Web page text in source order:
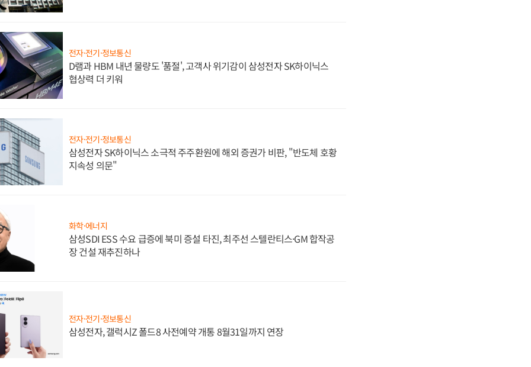
전자·전기·정보통신
D램과 HBM 내년 물량도 '품절', 고객사 위기감이 삼성전자 SK하이닉스
협상력 더 키워
전자·전기·정보통신
삼성전자 SK하이닉스 소극적 주주환원에 해외 증권가 비판, "반도체 호황
지속성 의문"
화학·에너지
삼성SDI ESS 수요 급증에 북미 증설 타진, 최주선 스텔란티스·GM 합작공
장 건설 재추진하나
전자·전기·정보통신
삼성전자, 갤럭시Z 폴드8 사전예약 개통 8월31일까지 연장